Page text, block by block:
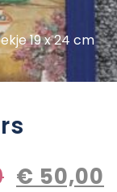
19 x 24 cm
€ 50,00